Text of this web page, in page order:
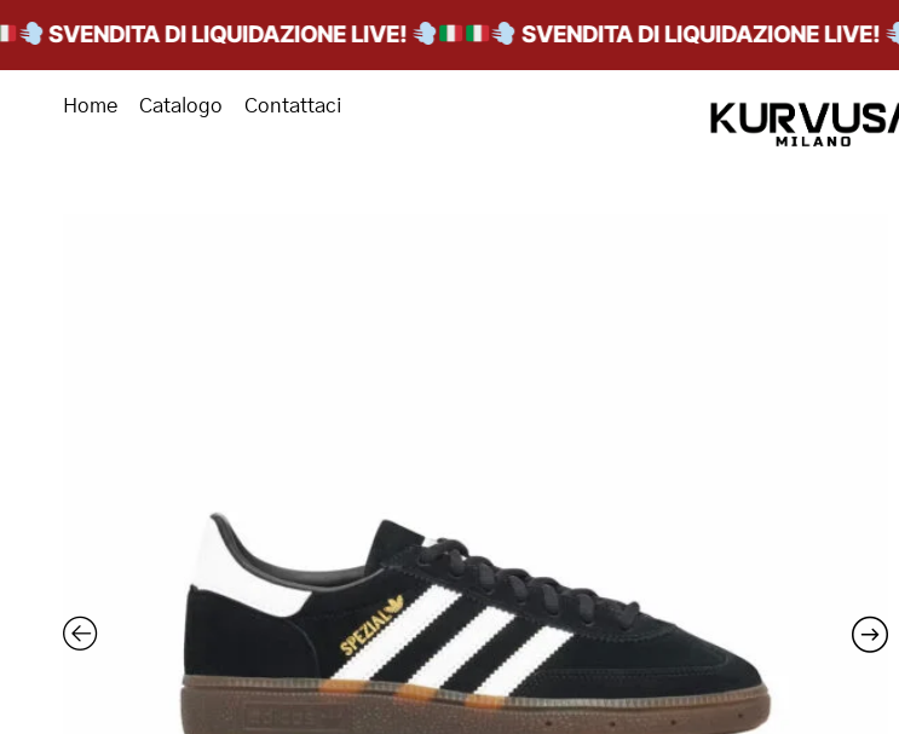
SVENDITA DI LIQUIDAZIONE LIVE! SVENDITA DI LIQUIDAZIONE LIVE!
Home Catalogo Contattaci